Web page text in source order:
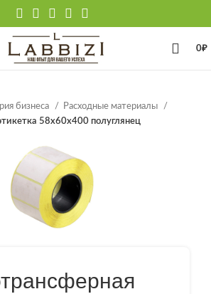
0₽
бизнеса
Расходные материалы
58х60х400 полуглянец
увеличить